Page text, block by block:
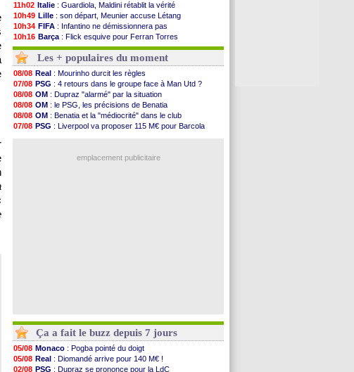
11h02 Italie : Guardiola, Maldini rétablit la vérité
10h49 Lille : son départ, Meunier accuse Létang
10h34 FIFA : Infantino ne démissionnera pas
10h16 Barça : Flick esquive pour Ferran Torres
10h00 Liverpool: Araujo, une option d'achat à 55 M€
09h48
Lens: inquiétude pour Édouard
09h25 Man Utd: Vitek vendu à Middlesbrough (off.)
09h10
PSV : Sano recruté pour 14,5 M€ (officiel)
08h52
OM : Coventry pense à Angel Gomes
08/08 PSG : Rafel Pol satisfait des progrès
08/08 Amical: le Barça vainqueur puis battu
08/08 Inter : Calhanoglu prêt à prolonger
08/08 Nice : Abdelmonem veut rester
: Le Havre renversé par Oviedo
Les + populaires du moment
08/08 Real : Mourinho durcit les règles
07/08 PSG : 4 retours dans le groupe face à Man Utd ?
08/08 OM : Dupraz "alarmé" par la situation
08/08 OM : le PSG, les précisions de Benatia
08/08 OM : Benatia et la "médiocrité" dans le club
07/08 PSG : Liverpool va proposer 115 M€ pour Barcola
emplacement publicitaire
Ça a fait le buzz depuis 7 jours
05/08 Monaco : Pogba pointé du doigt
05/08 Real : Diomandé arrive pour 140 M€ !
02/08 PSG : Dupraz se prononce pour la LdC